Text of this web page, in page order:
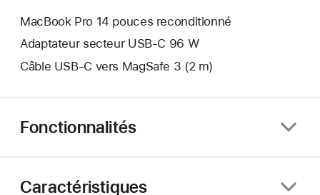
MacBook Pro 14 pouces reconditionné
Adaptateur secteur USB‑C 96 W
Câble USB-C vers MagSafe 3 (2 m)
Fonctionnalités
Caractéristiques